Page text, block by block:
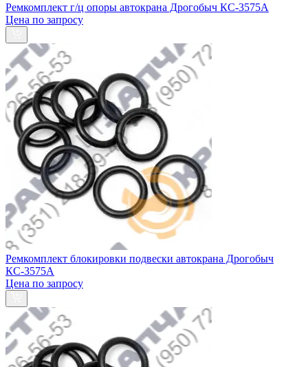
Ремкомплект г/ц опоры автокрана Дрогобыч КС-3575А
Цена по запросу
Ремкомплект блокировки подвески автокрана Дрогобыч
КС-3575А
Цена по запросу